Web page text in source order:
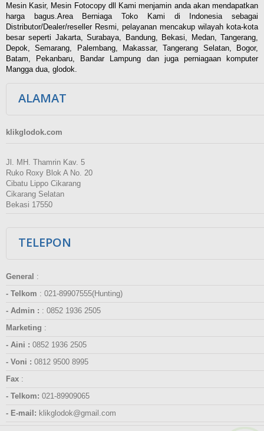
Mesin Kasir, Mesin Fotocopy dll Kami menjamin anda akan mendapatkan
harga bagus.Area Berniaga Toko Kami di Indonesia sebagai
Distributor/Dealer/reseller Resmi, pelayanan mencakup wilayah kota-kota
besar seperti Jakarta, Surabaya, Bandung, Bekasi, Medan, Tangerang,
Depok, Semarang, Palembang, Makassar, Tangerang Selatan, Bogor,
Batam, Pekanbaru, Bandar Lampung dan juga perniagaan komputer
Mangga dua, glodok.
ALAMAT
klikglodok.com
Jl. MH. Thamrin Kav. 5
Ruko Roxy Blok A No. 20
Cibatu Lippo Cikarang
Cikarang Selatan
Bekasi 17550
TELEPON
General :
- Telkom : 021-89907555(Hunting)
- Admin : : 0852 1936 2505
Marketing :
- Aini : 0852 1936 2505
- Voni : 0812 9500 8995
Fax :
- Telkom: 021-89909065
- E-mail: klikglodok@gmail.com